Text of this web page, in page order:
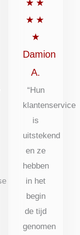
★ ★
★ ★
★
met
uit
Damion
A.
“Hun
klantenservice
is
uitstekend
en ze
hebben
in het
begin
de tijd
genomen